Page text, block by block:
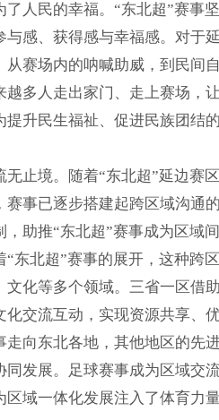
了人民的幸福。“东北超”赛事
与感、获得感与幸福感。对于
从赛场内的呐喊助威，到民间
越多人走出家门、走上赛场，
提升民生福祉、促进民族团结
无止境。随着“东北超”延边赛
赛事已逐步搭建起跨区域沟通
助推“东北超”赛事成为区域
“东北超”赛事的展开，这种跨
文化等多个领域。三省一区借
化交流互动，实现资源共享、
走向东北各地，其他地区的先
同发展。足球赛事成为区域交
区域一体化发展注入了体育力